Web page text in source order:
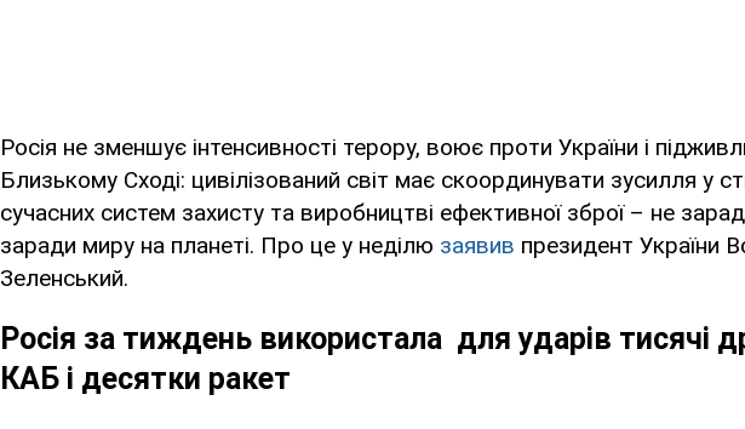
Росія не зменшує інтенсивності терору, воює проти України і
Близькому Сході: цивілізований світ має скоординувати зусилля у
сучасних систем захисту та виробництві ефективної зброї – не
заради миру на планеті. Про це у неділю заявив президент України
Зеленський.
Росія за тиждень використала для ударів тисячі
КАБ і десятки ракет